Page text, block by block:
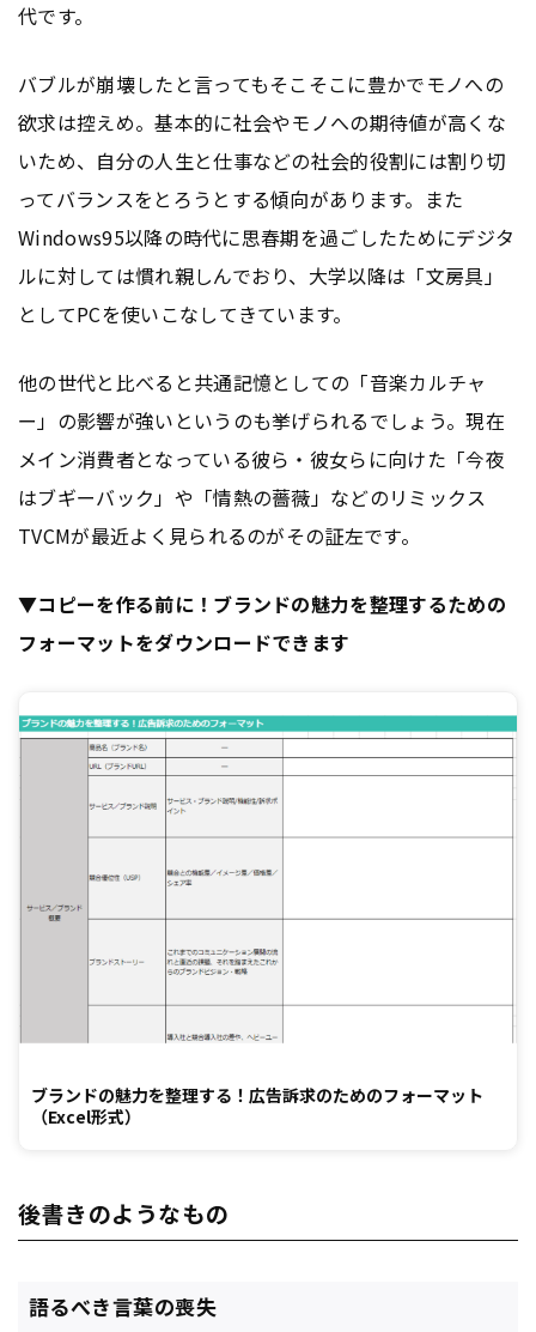
代です。
バブルが崩壊したと言ってもそこそこに豊かでモノへの
欲求は控えめ。基本的に社会やモノへの期待値が高くな
いため、自分の人生と仕事などの社会的役割には割り切
ってバランスをとろうとする傾向があります。また
Windows95以降の時代に思春期を過ごしたためにデジタ
ルに対しては慣れ親しんでおり、大学以降は「文房具」
としてPCを使いこなしてきています。
他の世代と比べると共通記憶としての「音楽カルチャ
ー」の影響が強いというのも挙げられるでしょう。現在
メイン消費者となっている彼ら・彼女らに向けた「今夜
はブギーバック」や「情熱の薔薇」などのリミックス
TVCMが最近よく見られるのがその証左です。
▼コピーを作る前に！ブランドの魅力を整理するための
フォーマットをダウンロードできます
ブランドの魅力を整理する！広告訴求のためのフォーマット
（Excel形式）
後書きのようなもの
語るべき言葉の喪失